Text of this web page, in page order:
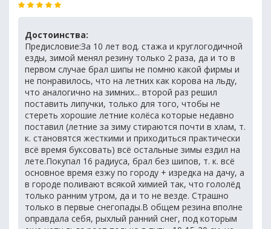
Достоинства:
Предисловие:За 10 лет вод. стажа и круглогодичной
езды, зимой менял резину только 2 раза, да и то в
первом случае брал шипы не помню какой фирмы и
не понравилось, что на летних как корова на льду,
что аналогично на зимних... второй раз решил
поставить липучки, только для того, чтобы не
стереть хорошие летние колёса которые недавно
поставил (летние за зиму стираются почти в хлам, т.
к. становятся жесткими и приходиться практически
всё время буксовать) всё остальные зимы ездил на
лете.Покупал 16 радиуса, брал без шипов, т. к. всё
основное время езжу по городу + изредка на дачу, а
в городе поливают всякой химией так, что гололёд
только ранним утром, да и то не везде. Страшно
только в первые снегопады.В общем резина вполне
оправдала себя, рыхлый ранний снег, под которым